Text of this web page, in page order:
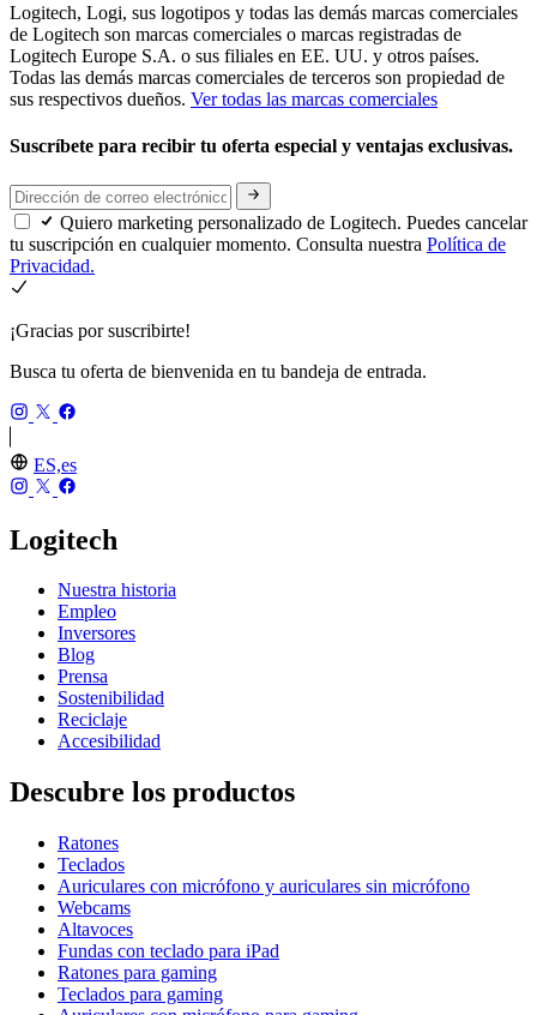
Logitech, Logi, sus logotipos y todas las demás marcas comerciales
de Logitech son marcas comerciales o marcas registradas de
Logitech Europe S.A. o sus filiales en EE. UU. y otros países.
Todas las demás marcas comerciales de terceros son propiedad de
sus respectivos dueños. Ver todas las marcas comerciales
Suscríbete para recibir tu oferta especial y ventajas exclusivas.
Quiero marketing personalizado de Logitech. Puedes cancelar
tu suscripción en cualquier momento. Consulta nuestra Política de
Privacidad.
¡Gracias por suscribirte!
Busca tu oferta de bienvenida en tu bandeja de entrada.
ES,es
Logitech
Nuestra historia
Empleo
Inversores
Blog
Prensa
Sostenibilidad
Reciclaje
Accesibilidad
Descubre los productos
Ratones
Teclados
Auriculares con micrófono y auriculares sin micrófono
Webcams
Altavoces
Fundas con teclado para iPad
Ratones para gaming
Teclados para gaming